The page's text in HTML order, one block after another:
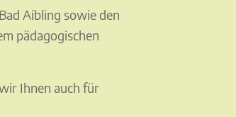
Aibling sowie den
pädagogischen
Ihnen auch für